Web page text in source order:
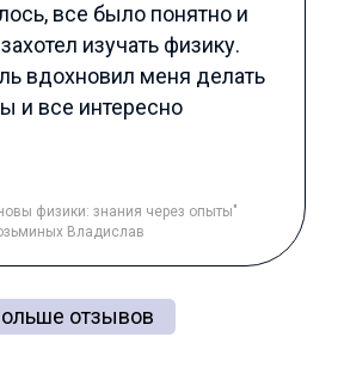
все было понятно и
изучать физику.
вдохновил меня делать
и все интересно
физики: знания через опыты"
Владислав
отзывов